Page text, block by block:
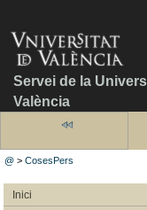
Servei de la
València
@ >CosesPers
Inici